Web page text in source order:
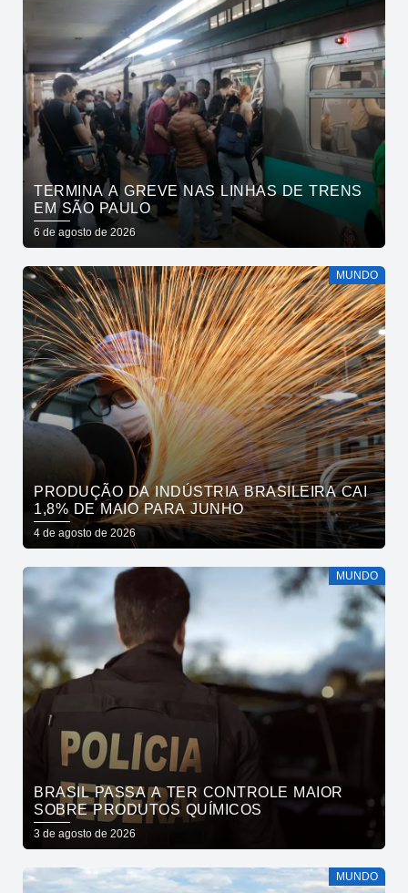
TERMINA A GREVE NAS LINHAS DE TRENS
EM SÃO PAULO
6 de agosto de 2026
MUNDO
PRODUÇÃO DA INDÚSTRIA BRASILEIRA CAI
1,8% DE MAIO PARA JUNHO
4 de agosto de 2026
MUNDO
BRASIL PASSA A TER CONTROLE MAIOR
SOBRE PRODUTOS QUÍMICOS
3 de agosto de 2026
MUNDO